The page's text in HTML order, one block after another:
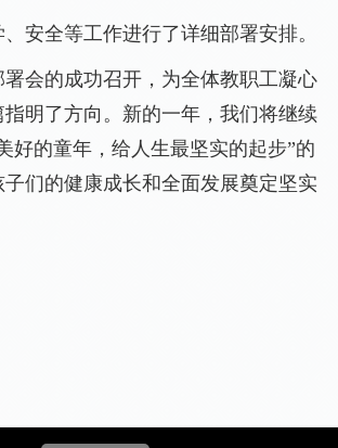
安全等工作进行了详细部署安排。
会的成功召开，为全体教职工凝心
明了方向。新的一年，我们将继续
好的童年，给人生最坚实的起步”的
们的健康成长和全面发展奠定坚实